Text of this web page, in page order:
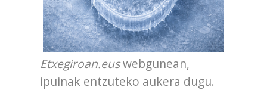
Etxegiroan.euswebgunean,
ipuinak entzuteko aukera dugu.